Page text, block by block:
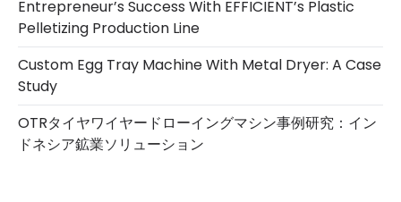
Entrepreneur’s Success With EFFICIENT’s Plastic
Pelletizing Production Line
Custom Egg Tray Machine With Metal Dryer: A Case
Study
OTRタイヤワイヤードローイングマシン事例研究：イン
ドネシア鉱業ソリューション